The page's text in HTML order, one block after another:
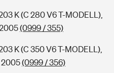
K (C 280 V6 T-MODELL),
(0999 / 355)
K (C 350 V6 T-MODELL),
2005(0999 / 356)